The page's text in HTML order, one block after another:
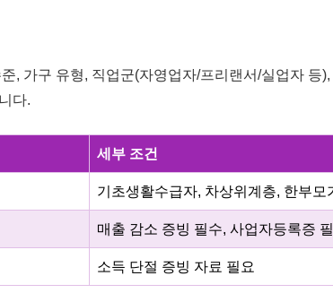
, 가구 유형, 직업군(자영업자/프리랜서/실업자 등
다.
세부 조건
기초생활수급자, 차상위계층, 한부모
매출 감소 증빙 필수, 사업자등록증
소득 단절 증빙 자료 필요